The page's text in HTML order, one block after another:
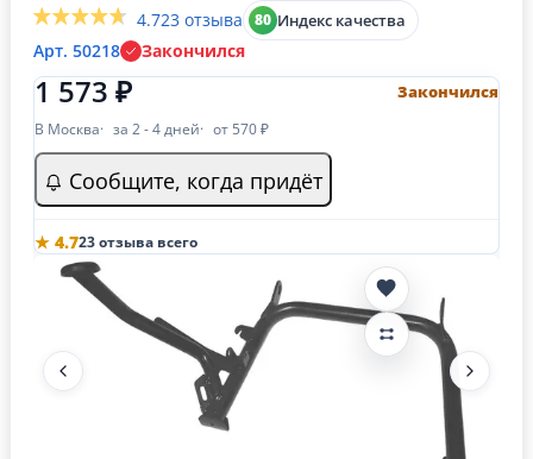
4.723 отзыва 80 Индекс качества
Арт. 50218 Закончился
1 573 ₽ Закончился
В Москва за 2 - 4 дней от 570 ₽
Сообщите, когда придёт
★ 4.723 отзыва всего